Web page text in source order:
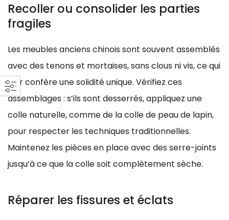
Recoller ou consolider les parties
fragiles
Les meubles anciens chinois sont souvent assemblés
avec des tenons et mortaises, sans clous ni vis, ce qui
leur confère une solidité unique. Vérifiez ces
assemblages : s’ils sont desserrés, appliquez une
colle naturelle, comme de la colle de peau de lapin,
pour respecter les techniques traditionnelles.
Maintenez les pièces en place avec des serre-joints
jusqu’à ce que la colle soit complètement sèche.
Réparer les fissures et éclats